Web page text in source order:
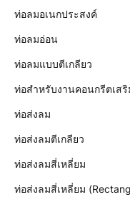
ท่อลมอเนกประสงค์
ท่อลมอ่อน
ท่อลมแบบตีเกลียว
ท่อสำหรับงานคอนกรีตเสริ
ท่อส่งลม
ท่อส่งลมตีเกลียว
ท่อส่งลมสี่เหลี่ยม
ท่อส่งลมสี่เหลี่ยม